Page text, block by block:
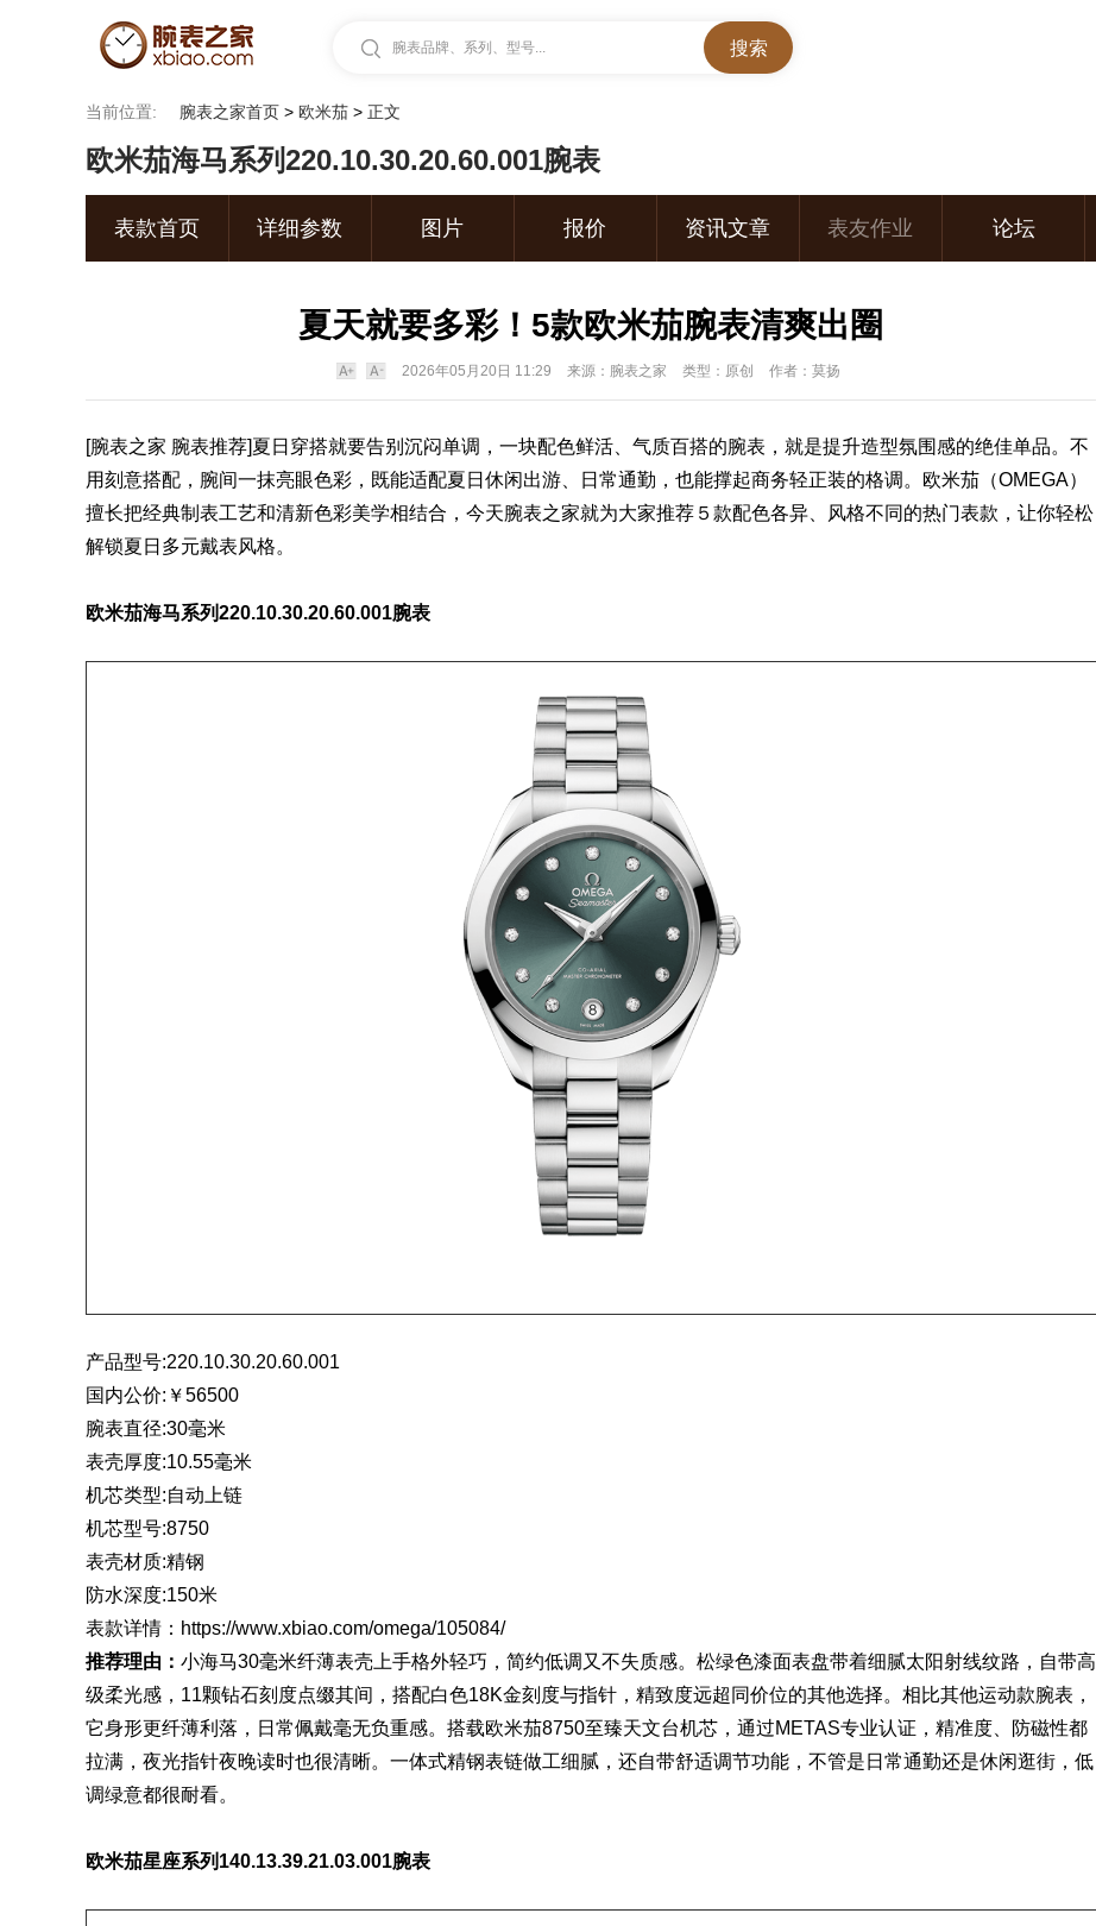
腕表品牌、系列、型号...
当前位置: 腕表之家首页 > 欧米茄 > 正文
欧米茄海马系列220.10.30.20.60.001腕表
表款首页 详细参数 图片 报价 资讯文章 表友作业 论坛
夏天就要多彩！5款欧米茄腕表清爽出圈
2026年05月20日 11:29 来源：腕表之家 类型：原创 作者：莫扬
[腕表之家 腕表推荐]夏日穿搭就要告别沉闷单调，一块配色鲜活、气质百搭的腕表 ，就是提升造型氛围感的绝佳单品。不
用刻意搭配，腕间一抹亮眼色彩，既能适配夏日休闲出游、日常通勤，也能撑起商务轻正装的格调。 欧米茄 （OMEGA）
擅长把经典制表工艺和清新色彩美学相结合，今天腕表之家就为大家推荐５款配色各异、风格不同的热门表款，让你轻松
解锁夏日多元戴表风格。
欧米茄海马系列220.10.30.20.60.001腕表
产品型号:220.10.30.20.60.001
国内公价:￥56500
腕表直径:30毫米
表壳厚度:10.55毫米
机芯类型:自动上链
机芯型号:8750
表壳材质:精钢
防水深度:150米
表款详情： https://www.xbiao.com/omega/105084/
推荐理由： 小海马30毫米纤薄表壳上手格外轻巧，简约低调又不失质感。松绿色漆面表盘带着细腻太阳射线纹路，自带高
级柔光感，11颗钻石刻度点缀其间，搭配白色18K金刻度与指针，精致度远超同价位的其他选择。相比其他运动款腕表，
它身形更纤薄利落，日常佩戴毫无负重感。搭载欧米茄8750至臻天文台机芯，通过METAS专业认证，精准度、防磁性都
拉满，夜光指针夜晚读时也很清晰。一体式精钢表链做工细腻，还自带舒适调节功能，不管是日常通勤还是休闲逛街，低
调绿意都很耐看。
欧米茄星座系列 140.13.39.21.03.001腕表